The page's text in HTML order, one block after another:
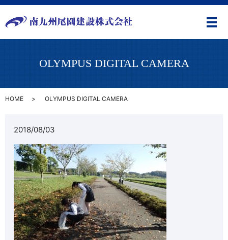
メ
OLYMPUS DIGITAL CAMERA
HOME OLYMPUS DIGITAL CAMERA
2018/08/03